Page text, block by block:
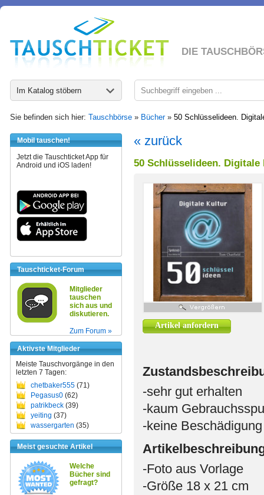
DIE
Im Katalog stöbern
Sie befinden sich hier: Tauschbörse » Bücher» 50 Schlüsselideen.
Mobil tauschen!
Jetzt die Tauschticket App für
Android und iOS laden!
Tauschticket-Forum
Mitglieder
tauschen
sich aus und
diskutieren.
Zum Forum »
Aktivste Mitglieder
Meiste Tauschvorgänge in den
letzten 7 Tagen:
chetbaker555 (71)
Pegasus0 (62)
patrikbeck (39)
yeiting (37)
wassergarten (35)
Meist gesuchte Artikel
Welche
Bücher sind
gefragt?
« zurück
50 Schlüsselideen. Digitale
Artikel anfordern
-sehr gut erhalten
-kaum
-keine
-Foto aus Vorlage
-Größe 18 x 21 cm